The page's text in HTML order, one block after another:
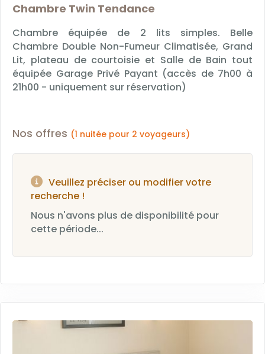
Chambre Twin Tendance
Chambre équipée de 2 lits simples. Belle
Chambre Double Non-Fumeur Climatisée, Grand
Lit, plateau de courtoisie et Salle de Bain tout
équipée Garage Privé Payant (accès de 7h00 à
21h00 - uniquement sur réservation)
Nos offres (1 nuitée pour 2 voyageurs)
Veuillez préciser ou modifier votre
recherche !
Nous n'avons plus de disponibilité pour
cette période...